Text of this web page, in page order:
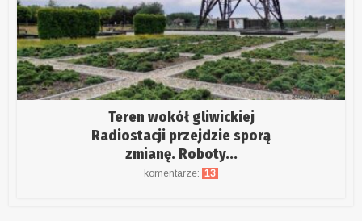
Teren wokół gliwickiej
Radiostacji przejdzie sporą
zmianę. Roboty...
komentarze: 13